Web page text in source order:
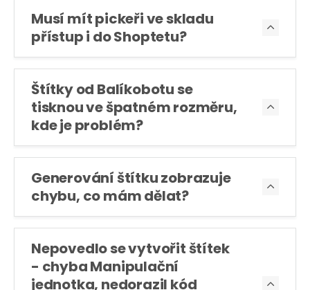
Musí mít pickeři ve skladu
přístup i do Shoptetu?

Štítky od Balíkobotu se
tisknou ve špatném rozměru,
kde je problém?

Generování štítku zobrazuje
chybu, co mám dělat?

Nepovedlo se vytvořit štítek
- chyba Manipulační
jednotka, nedorazil kód
